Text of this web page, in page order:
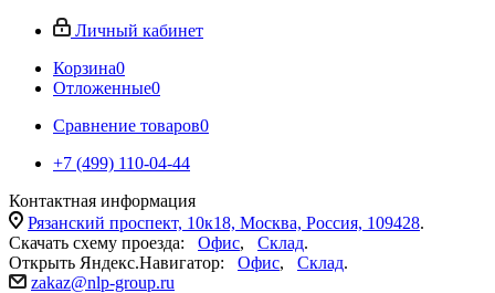
Личный кабинет
Корзина0
Отложенные0
Сравнение товаров0
+7 (499) 110-04-44
Контактная информация
Рязанский проспект, 10к18, Москва, Россия, 109428.
Скачать схему проезда: Офис, Склад.
Открыть Яндекс.Навигатор: Офис, Склад.
zakaz@nlp-group.ru